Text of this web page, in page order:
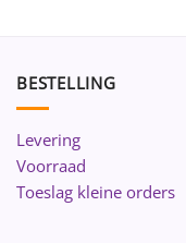
BESTELLING
Levering
Voorraad
Toeslag kleine orders